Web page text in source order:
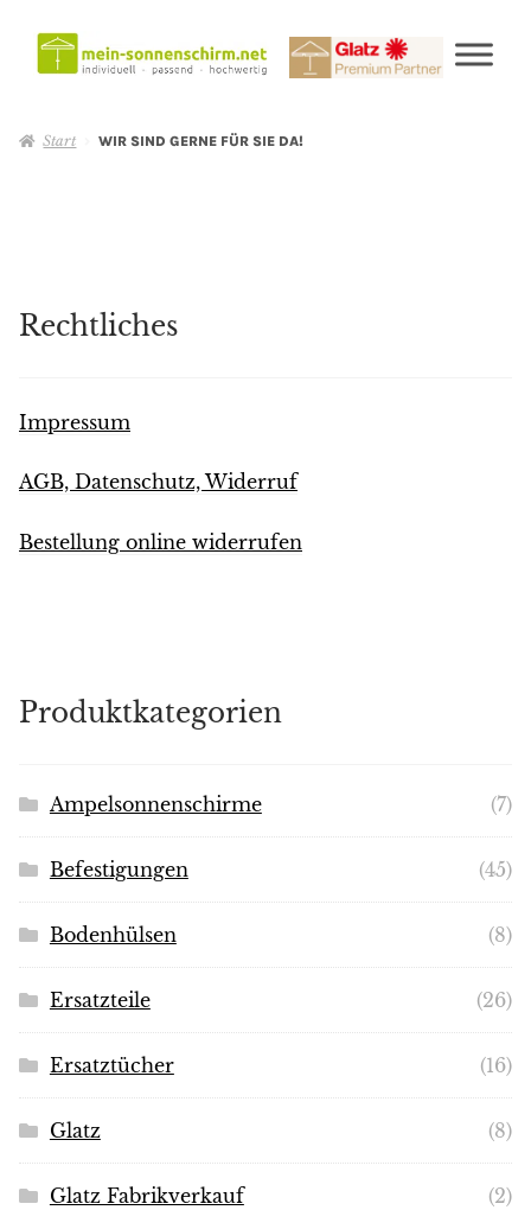
Start WIR SIND GERNE FÜR SIE DA!
Rechtliches
Impressum
AGB, Datenschutz, Widerruf
Bestellung online widerrufen
Produktkategorien
Ampelsonnenschirme (7)
Befestigungen (45)
Bodenhülsen (8)
Ersatzteile (26)
Ersatztücher (16)
Glatz (8)
Glatz Fabrikverkauf (2)